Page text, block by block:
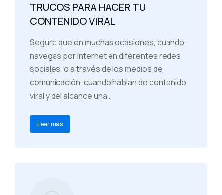
TRUCOS PARA HACER TU
CONTENIDO VIRAL
Seguro que en muchas ocasiones, cuando
navegas por Internet en diferentes redes
sociales, o a través de los medios de
comunicación, cuando hablan de contenido
viral y del alcance una…
Leer más